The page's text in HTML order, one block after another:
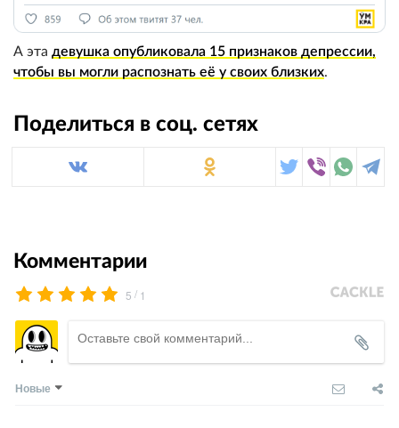
А эта девушка опубликовала 15 признаков депрессии,
чтобы вы могли распознать её у своих близких.
Поделиться в соц. сетях
Комментарии
5 / 1
Новые